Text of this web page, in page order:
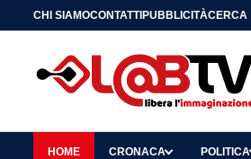
CHI SIAMOCONTATTIPUBBLICITÀCERCA
HOME CRONACA POLITICA